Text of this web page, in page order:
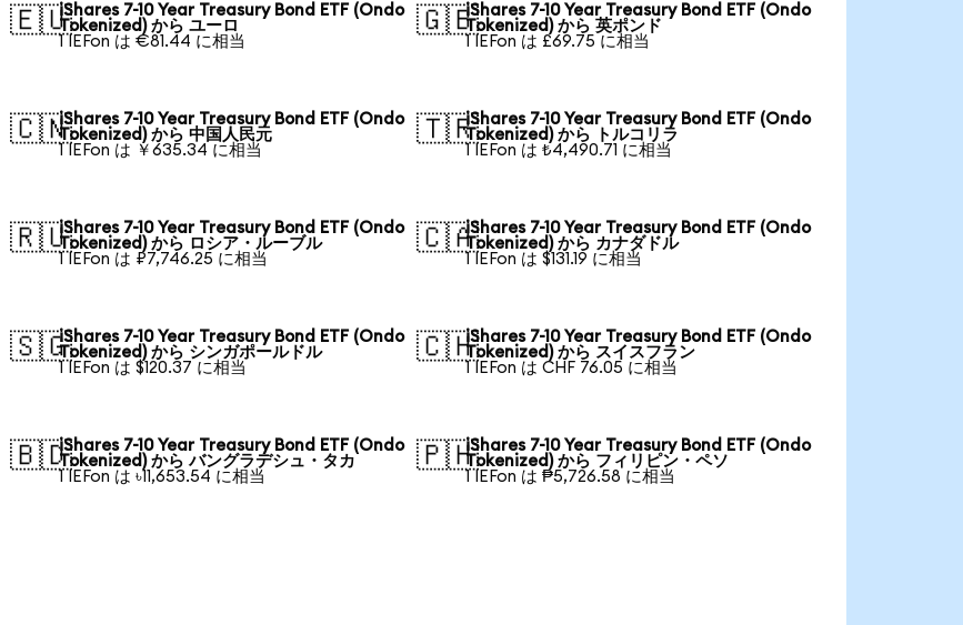
🇪🇺iShares 7-10 Year Treasury Bond ETF (Ondo
Tokenized) から ユーロ
1 IEFon は €81.44 に相当
🇬🇧iShares 7-10 Year Treasury Bond ETF (Ondo
Tokenized) から 英ポンド
1 IEFon は £69.75 に相当
🇨🇳iShares 7-10 Year Treasury Bond ETF (Ondo
Tokenized) から 中国人民元
1 IEFon は ￥635.34 に相当
🇹🇷iShares 7-10 Year Treasury Bond ETF (Ondo
Tokenized) から トルコリラ
1 IEFon は ₺4,490.71 に相当
🇷🇺iShares 7-10 Year Treasury Bond ETF (Ondo
Tokenized) から ロシア・ルーブル
1 IEFon は ₽7,746.25 に相当
🇨🇦iShares 7-10 Year Treasury Bond ETF (Ondo
Tokenized) から カナダドル
1 IEFon は $131.19 に相当
🇸🇬iShares 7-10 Year Treasury Bond ETF (Ondo
Tokenized) から シンガポールドル
1 IEFon は $120.37 に相当
🇨🇭iShares 7-10 Year Treasury Bond ETF (Ondo
Tokenized) から スイスフラン
1 IEFon は CHF 76.05 に相当
🇧🇩iShares 7-10 Year Treasury Bond ETF (Ondo
Tokenized) から バングラデシュ・タカ
1 IEFon は ৳11,653.54 に相当
🇵🇭iShares 7-10 Year Treasury Bond ETF (Ondo
Tokenized) から フィリピン・ペソ
1 IEFon は ₱5,726.58 に相当